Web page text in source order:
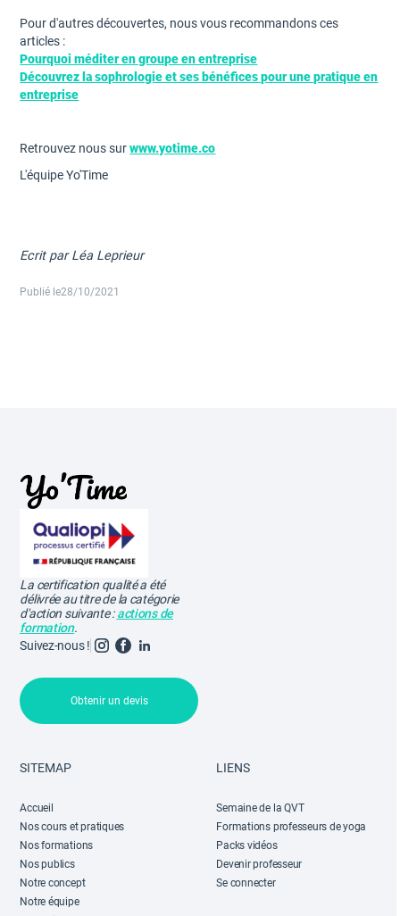
Pour d'autres découvertes, nous vous recommandons ces
articles :
Pourquoi méditer en groupe en entreprise
Découvrez la sophrologie et ses bénéfices pour une pratique en
entreprise
Retrouvez nous surwww.yotime.co
L'équipe Yo'Time
Ecrit par Léa Leprieur
Publié le28/10/2021
La certification qualité a été
délivrée au titre de la catégorie
d'action suivante :actions de
formation.
Suivez-nous !
SITEMAP
Accueil
Nos cours et pratiques
Nos formations
Nos publics
Notre concept
Notre équipe
LIENS
Semaine de la QVT
Formations professeurs de yoga
Packs vidéos
Devenir professeur
Se connecter
Obtenir un devis